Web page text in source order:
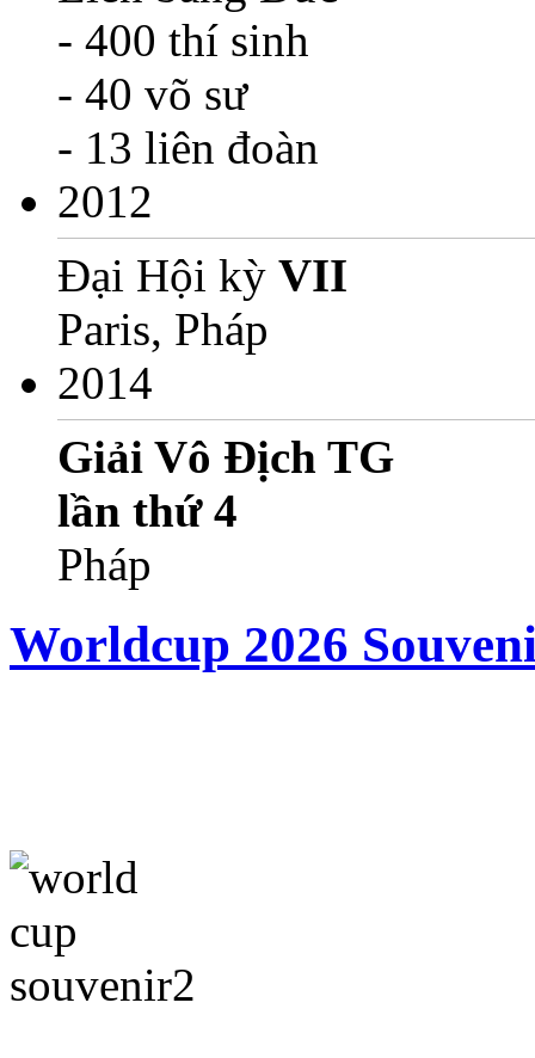
- 400 thí sinh
- 40 võ sư
- 13 liên đoàn
2012
Đại Hội kỳ VII
Paris, Pháp
2014
Giải Vô Địch TG
lần thứ 4
Pháp
Worldcup 2026